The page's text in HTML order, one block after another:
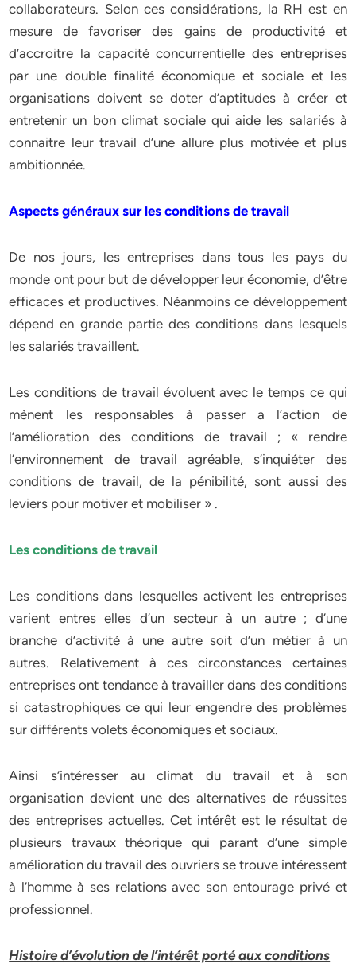
collaborateurs. Selon ces considérations, la RH est en
mesure de favoriser des gains de productivité et
d’accroitre la capacité concurrentielle des entreprises
par une double finalité économique et sociale et les
organisations doivent se doter d’aptitudes à créer et
entretenir un bon climat sociale qui aide les salariés à
connaitre leur travail d’une allure plus motivée et plus
ambitionnée.
Aspects généraux sur les conditions de travail
De nos jours, les entreprises dans tous les pays du
monde ont pour but de développer leur économie, d’être
efficaces et productives. Néanmoins ce développement
dépend en grande partie des conditions dans lesquels
les salariés travaillent.
Les conditions de travail évoluent avec le temps ce qui
mènent les responsables à passer a l’action de
l’amélioration des conditions de travail ; « rendre
l’environnement de travail agréable, s’inquiéter des
conditions de travail, de la pénibilité, sont aussi des
leviers pour motiver et mobiliser » .
Les conditions de travail
Les conditions dans lesquelles activent les entreprises
varient entres elles d’un secteur à un autre ; d’une
branche d’activité à une autre soit d’un métier à un
autres. Relativement à ces circonstances certaines
entreprises ont tendance à travailler dans des conditions
si catastrophiques ce qui leur engendre des problèmes
sur différents volets économiques et sociaux.
Ainsi s’intéresser au climat du travail et à son
organisation devient une des alternatives de réussites
des entreprises actuelles. Cet intérêt est le résultat de
plusieurs travaux théorique qui parant d’une simple
amélioration du travail des ouvriers se trouve intéressent
à l’homme à ses relations avec son entourage privé et
professionnel.
Histoire d’évolution de l’intérêt porté aux conditions